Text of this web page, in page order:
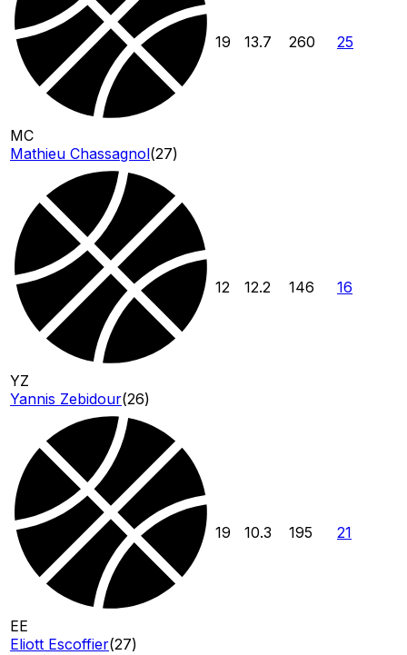
MC
Mathieu Chassagnol(27)
19 13.7 260 25
YZ
Yannis Zebidour(26)
12 12.2 146 16
EE
Eliott Escoffier(27)
19 10.3 195 21